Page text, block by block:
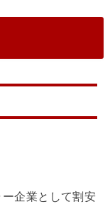
企業として割安